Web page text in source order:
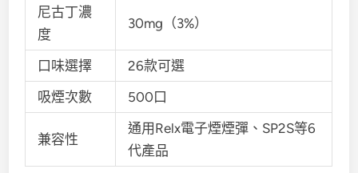
尼古丁濃
度
30mg（3%）
口味選擇
26款可選
吸煙次數
500口
兼容性
通用Relx電子煙煙彈、SP2S等6
代產品